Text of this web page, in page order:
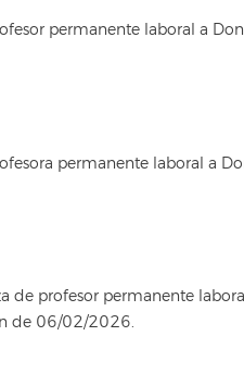
permanente laboral a Don
permanente laboral a
profesor permanente
de 06/02/2026.